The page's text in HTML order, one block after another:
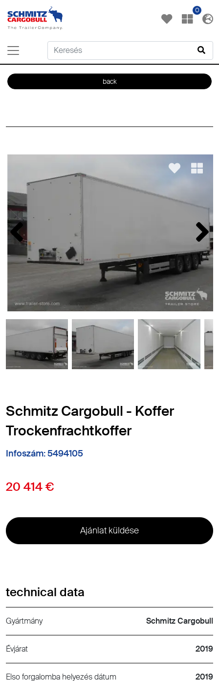
0
back
Schmitz Cargobull - Koffer
Trockenfrachtkoffer
Infoszám: 5494105
20 414 €
Ajánlat küldése
technical data
Gyártmány Schmitz Cargobull
Évjárat 2019
Elso forgalomba helyezés dátum 2019